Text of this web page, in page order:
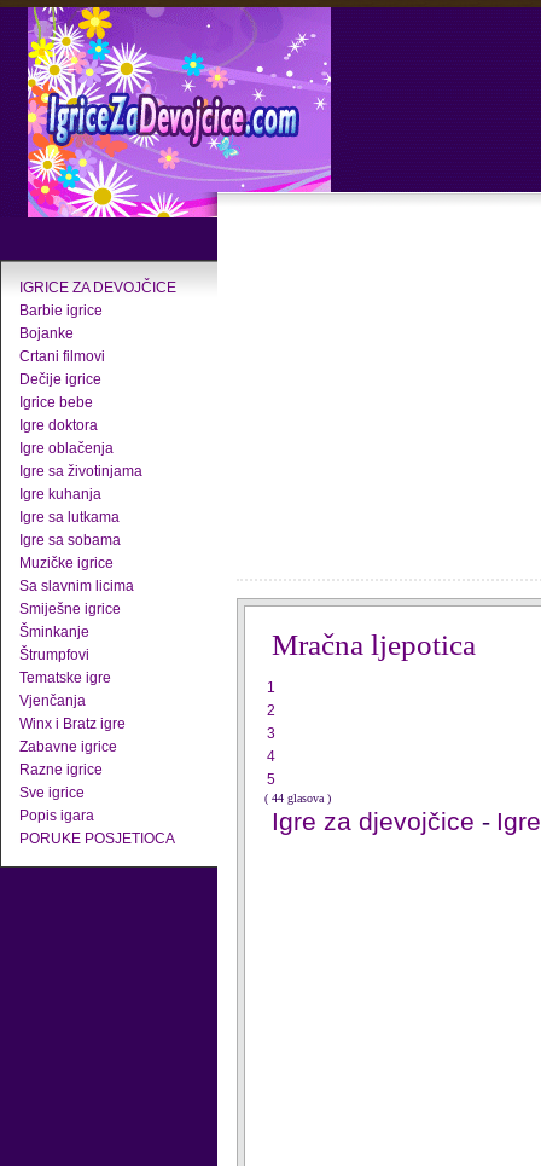
IGRICE ZA DEVOJČICE
Barbie igrice
Bojanke
Crtani filmovi
Dečije igrice
Igrice bebe
Igre doktora
Igre oblačenja
Igre sa životinjama
Igre kuhanja
Igre sa lutkama
Igre sa sobama
Muzičke igrice
Sa slavnim licima
Smiješne igrice
Šminkanje
Štrumpfovi
Tematske igre
Vjenčanja
Winx i Bratz igre
Zabavne igrice
Razne igrice
Sve igrice
Popis igara
PORUKE POSJETIOCA
Mračna ljepotica
1
2
3
4
5
( 44 glasova )
Igre za djevojčice -